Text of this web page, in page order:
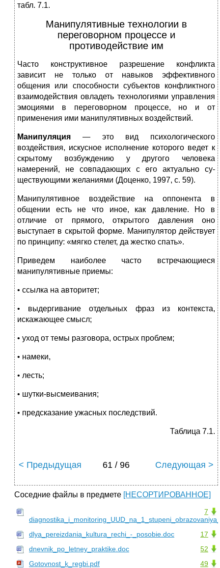
табл. 7.1.
Манипулятивные технологии в
переговорном процессе и
противодействие им
Часто конструктивное разрешение конфликта
зависит не только от навыков эффективного
общения или способности субъектов конф­ликтного
взаимодействия овладеть технологиями управления
эмоци­ями в переговорном процессе, но и от
применения ими манипулятивных воздействий.
Манипуляция — это вид психологического
воздействия, искус­ное исполнение которого ведет к
скрытому возбуждению у дру­гого человека
намерений, не совпадающих с его актуально су­
ществующими желаниями (Доценко, 1997, с. 59).
Манипулятивное воздействие на оппонента в
общении есть не что иное, как давление. Но в
отличие от прямого, открытого давления оно
выступает в скрытой форме. Манипулятор действует
по принципу: «мягко стелет, да жестко спать».
Приведем наиболее часто встречающиеся
манипулятивные при­емы:
• ссылка на авторитет;
• выдергивание отдельных фраз из контекста,
искажающее смысл;
• уход от темы разговора, острых проблем;
• намеки,
• лесть;
• шутки-высмеивания;
• предсказание ужасных последствий.
Таблица 7.1.
< Предыдущая 61 / 96 Следующая >
Соседние файлы в предмете [НЕСОРТИРОВАННОЕ]
7
17
dlya_pereizdania_kultura_rechi_-_posobie.doc
52
dnevnik_po_letney_praktike.doc
49
Gotovnost_k_regbi.pdf